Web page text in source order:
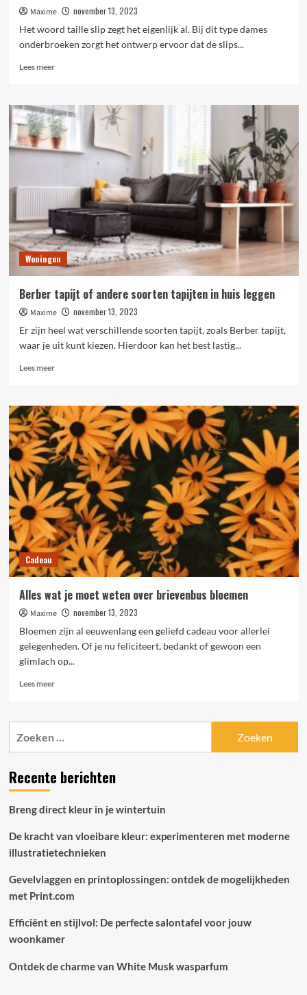
Maxime
november 13, 2023
Het woord taille slip zegt het eigenlijk al. Bij dit type dames
onderbroeken zorgt het ontwerp ervoor dat de slips...
Lees meerLees
Dames
onderbroeken:
taille
slips
Woningen
Berber tapijt of andere soorten tapijten in huis leggen
Maxime
november 13, 2023
Er zijn heel wat verschillende soorten tapijt, zoals Berber tapijt,
waar je uit kunt kiezen. Hierdoor kan het best lastig...
Lees meerLees
Berber
tapijt
of
andere
soorten
tapijten
huis
leggen
Cadeau
Alles wat je moet weten over brievenbus bloemen
Maxime
november 13, 2023
Bloemen zijn al eeuwenlang een geliefd cadeau voor allerlei
gelegenheden. Of je nu feliciteert, bedankt of gewoon een
glimlach op...
Lees meerLees
Alles
weten
over
bloemen
Recente berichten
Breng direct kleur in je wintertuin
De kracht van vloeibare kleur: experimenteren met moderne
illustratietechnieken
Gevelvlaggen en printoplossingen: ontdek de mogelijkheden
met Print.com
Efficiënt en stijlvol: De perfecte salontafel voor jouw
woonkamer
Ontdek de charme van White Musk wasparfum